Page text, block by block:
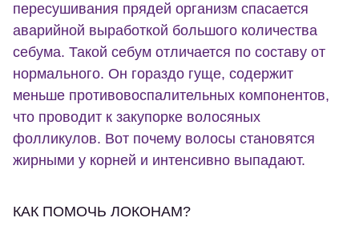
пересушивания прядей организм спасается
аварийной выработкой большого количества
себума. Такой себум отличается по составу от
нормального. Он гораздо гуще, содержит
меньше противовоспалительных компонентов,
что проводит к закупорке волосяных
фолликулов. Вот почему волосы становятся
жирными у корней и интенсивно выпадают.
КАК ПОМОЧЬ ЛОКОНАМ?